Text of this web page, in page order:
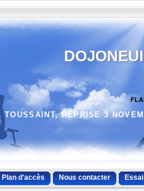
TOUSSAINT, REPRISE 3
Plan d'accès Nous contacter Essai